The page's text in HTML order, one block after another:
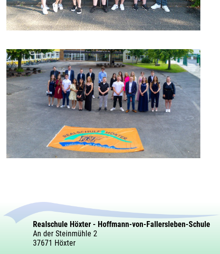
Realschule Höxter - Hoffmann-von-Fallersleben-Schule
An der Steinmühle 2
37671 Höxter